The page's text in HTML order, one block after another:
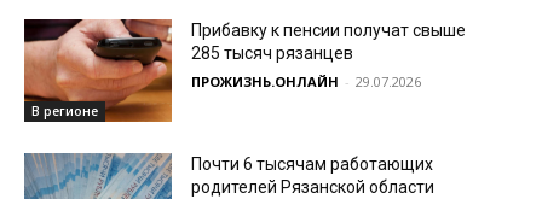
В регионе
Прибавку к пенсии получат свыше
285 тысяч рязанцев
ПРОЖИЗНЬ.ОНЛАЙН - 29.07.2026
Почти 6 тысячам работающих
родителей Рязанской области